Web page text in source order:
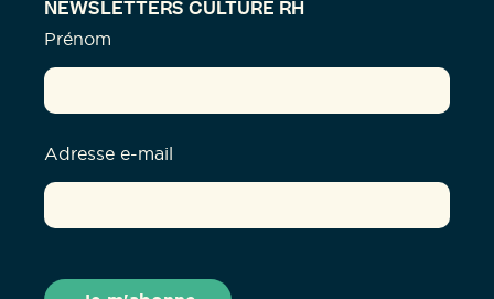
NEWSLETTERS CULTURE RH
Prénom
Adresse e-mail